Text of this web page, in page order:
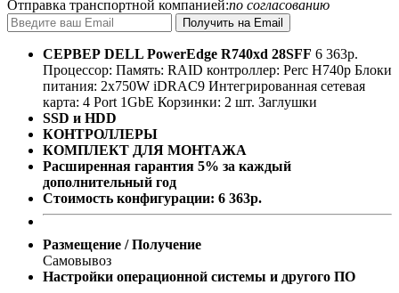
Отправка транспортной компанией:по согласованию
СЕРВЕР DELL PowerEdge R740xd 28SFF 6 363р.
Процессор: Память: RAID контроллер: Perc H740p Блоки
питания: 2x750W iDRAC9 Интегрированная сетевая
карта: 4 Port 1GbE Корзинки: 2 шт. Заглушки
SSD и HDD
КОНТРОЛЛЕРЫ
КОМПЛЕКТ ДЛЯ МОНТАЖА
Расширенная гарантия 5% за каждый
дополнительный год
Стоимость конфигурации: 6 363р.
Размещение / Получение
Самовывоз
Настройки операционной системы и другого ПО